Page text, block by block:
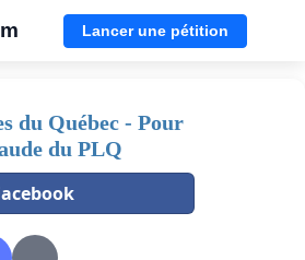
Lancer une pétition
du Québec - Pour
du PLQ